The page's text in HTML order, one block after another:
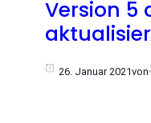
Version 5
26. Januar 2021von